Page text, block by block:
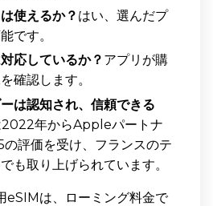
使えるか？ はい、選んだプ
です。
応しているか？ アプリが購
確認します。
は認知され、信頼できる
年からAppleパートナ
評価を受け、フランスのテ
も取り上げられています。
eSIMは、ローミング料金で